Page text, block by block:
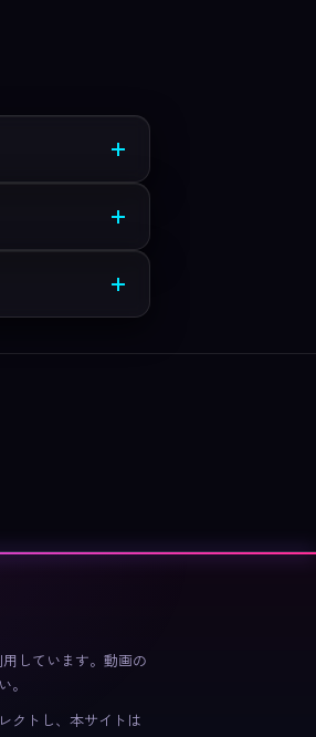
しています。動画の
。
クトし、本サイトは